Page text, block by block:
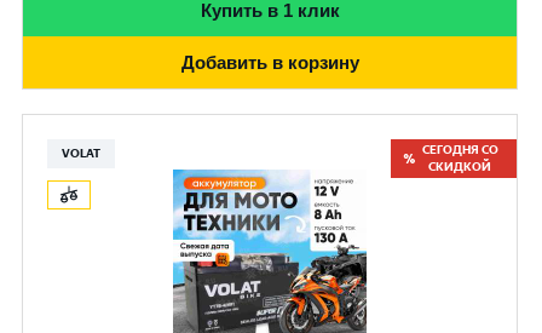
Купить в 1 клик
Добавить в корзину
VOLAT
СЕГОДНЯ СО
СКИДКОЙ